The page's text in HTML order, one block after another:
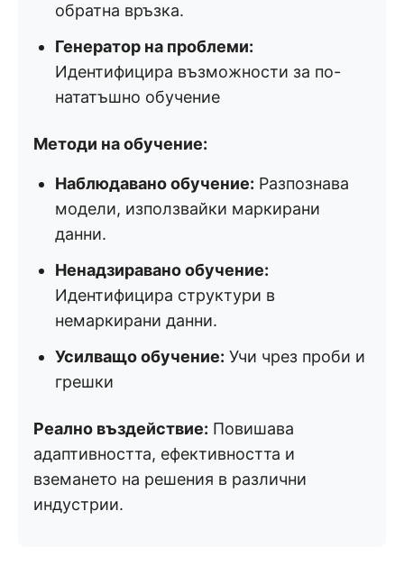
обратна връзка.
Генератор на проблеми:
Идентифицира възможности за по-
нататъшно обучение
Методи на обучение:
Наблюдавано обучение: Разпознава
модели, използвайки маркирани
данни.
Ненадзиравано обучение:
Идентифицира структури в
немаркирани данни.
Усилващо обучение: Учи чрез проби и
грешки
Реално въздействие: Повишава
адаптивността, ефективността и
вземането на решения в различни
индустрии.